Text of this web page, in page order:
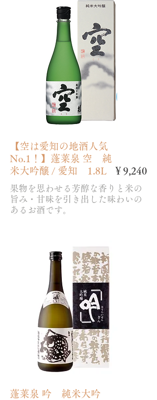
【空は愛知の地酒人気
No.1！】蓬莱泉 空 純
米大吟醸 / 愛知 1.8L
果物を思わせる芳醇な香りと米の
旨み・甘味を引き出した味わいの
あるお酒です。
￥9,240
蓬莱泉 吟 純米大吟